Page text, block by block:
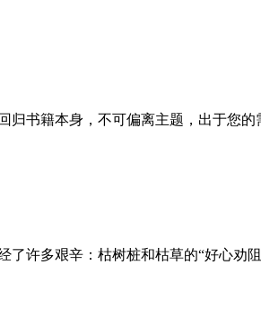
书籍本身，不可偏离主题，出于您
许多艰辛：枯树桩和枯草的“好心劝